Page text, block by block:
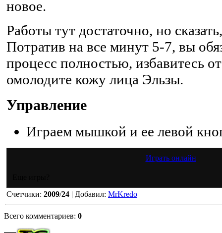
новое.
Работы тут достаточно, но
Потратив на все минут 5-7, вы
процесс полностью, избавитесь
омолодите кожу лица Эльзы.
Управление
Играем мышкой и ее левой
Играть онлайн
Счетчики: 2009/24 | Добавил: MrKredo
Всего комментариев: 0